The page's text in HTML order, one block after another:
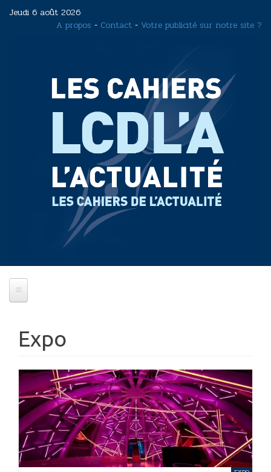
Jeudi 6 août 2026
A propos - Contact - Votre publicité sur notre site ?
Expo